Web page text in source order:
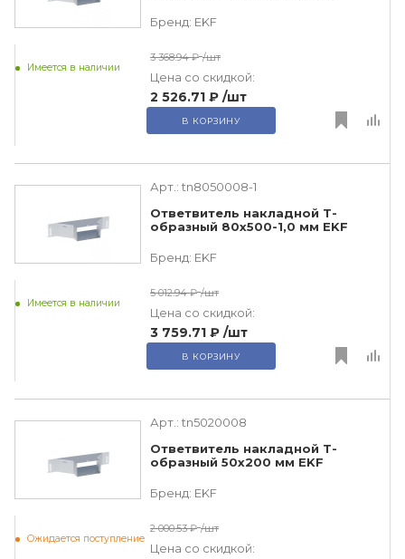
Бренд: EKF
Имеется в наличии
3 368.94 ₽ /шт
Цена со скидкой:
2 526.71 ₽ /шт
В КОРЗИНУ
Арт.: tn8050008-1
Ответвитель накладной Т-
образный 80х500-1,0 мм EKF
Бренд: EKF
Имеется в наличии
5 012.94 ₽ /шт
Цена со скидкой:
3 759.71 ₽ /шт
В КОРЗИНУ
Арт.: tn5020008
Ответвитель накладной Т-
образный 50х200 мм EKF
Бренд: EKF
Ожидается поступление
2 000.53 ₽ /шт
Цена со скидкой: